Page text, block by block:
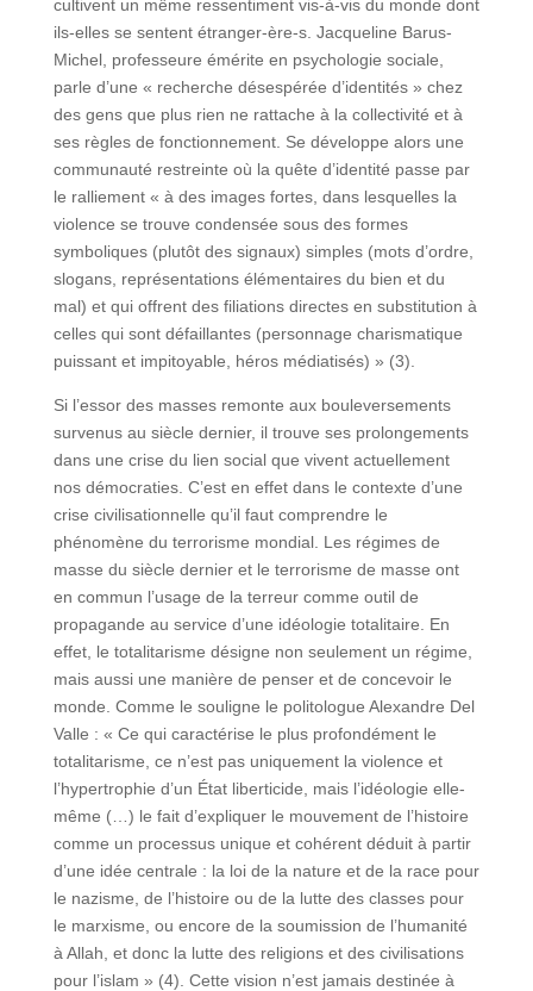
cultivent un même ressentiment vis-à-vis du monde dont
ils-elles se sentent étranger-ère-s. Jacqueline Barus-
Michel, professeure émérite en psychologie sociale,
parle d’une « recherche désespérée d’identités » chez
des gens que plus rien ne rattache à la collectivité et à
ses règles de fonctionnement. Se développe alors une
communauté restreinte où la quête d’identité passe par
le ralliement « à des images fortes, dans lesquelles la
violence se trouve condensée sous des formes
symboliques (plutôt des signaux) simples (mots d’ordre,
slogans, représentations élémentaires du bien et du
mal) et qui offrent des filiations directes en substitution à
celles qui sont défaillantes (personnage charismatique
puissant et impitoyable, héros médiatisés) » (3).
Si l’essor des masses remonte aux bouleversements
survenus au siècle dernier, il trouve ses prolongements
dans une crise du lien social que vivent actuellement
nos démocraties. C’est en effet dans le contexte d’une
crise civilisationnelle qu’il faut comprendre le
phénomène du terrorisme mondial. Les régimes de
masse du siècle dernier et le terrorisme de masse ont
en commun l’usage de la terreur comme outil de
propagande au service d’une idéologie totalitaire. En
effet, le totalitarisme désigne non seulement un régime,
mais aussi une manière de penser et de concevoir le
monde. Comme le souligne le politologue Alexandre Del
Valle : « Ce qui caractérise le plus profondément le
totalitarisme, ce n’est pas uniquement la violence et
l’hypertrophie d’un État liberticide, mais l’idéologie elle-
même (…) le fait d’expliquer le mouvement de l’histoire
comme un processus unique et cohérent déduit à partir
d’une idée centrale : la loi de la nature et de la race pour
le nazisme, de l’histoire ou de la lutte des classes pour
le marxisme, ou encore de la soumission de l’humanité
à Allah, et donc la lutte des religions et des civilisations
pour l’islam » (4). Cette vision n’est jamais destinée à